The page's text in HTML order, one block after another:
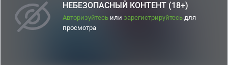
НЕБЕЗОПАСНЫЙ КОНТЕНТ (18+)
Авторизуйтесь или зарегистрируйтесь для
просмотра